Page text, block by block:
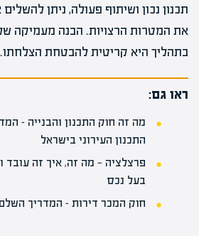
תכנון נכון ושיתוף פעולה, ניתן
את המטרות הרצויות. הבנה מעמיקה
בתהליך היא קריטית להבטחת הצלחתו.
ראו גם:
מה זה חוק התכנון והבנייה –
התכנון העירוני בישראל
פרצלציה — מה זה, איך זה עובד
בעל נכס
חוק המכר דירות – המדריך השלם